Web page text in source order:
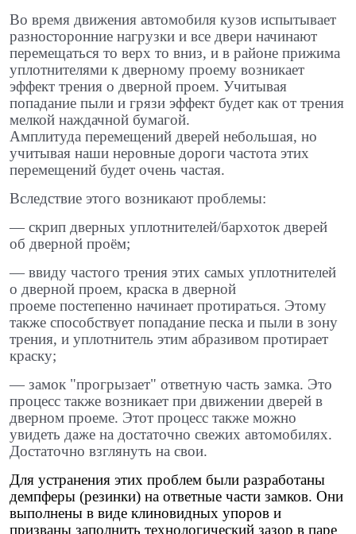
Во время движения автомобиля кузов испытывает
разносторонние нагрузки и все двери начинают
перемещаться то верх то вниз, и в районе прижима
уплотнителями к дверному проему возникает
эффект трения о дверной проем. Учитывая
попадание пыли и грязи эффект будет как от трения
мелкой наждачной бумагой.
Амплитуда перемещений дверей небольшая, но
учитывая наши неровные дороги частота этих
перемещений будет очень частая.
Вследствие этого возникают проблемы: ​
— скрип дверных уплотнителей/бархоток дверей
об дверной проём; ​
— ввиду частого трения этих самых уплотнителей
о дверной проем, краска в дверной
проеме постепенно начинает протираться. Этому
также способствует попадание песка и пыли в зону
трения, и уплотнитель этим абразивом протирает
краску; ​
— замок "прогрызает" ответную часть замка. Это
процесс также возникает при движении дверей в
дверном проеме. Этот процесс также можно
увидеть даже на достаточно свежих автомобилях.
Достаточно взглянуть на свои.
Для устранения этих проблем были разработаны
демпферы (резинки) на ответные части замков. Они
выполнены в виде клиновидных упоров и
призваны заполнить технологический зазор в паре